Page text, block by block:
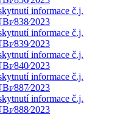
informace č.j.
informace č.j.
informace č.j.
informace č.j.
informace č.j.